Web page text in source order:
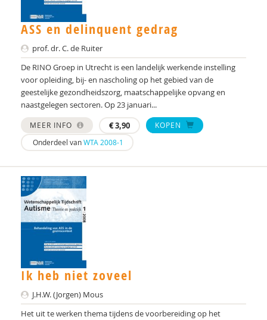
S.M. Bögels
Rianne Bosch
Yvonne Bouman
Drs. C.E.M. Calmes-van der Schot
Drs. Caroline Schuurman
dr. Catharina A. Hartman
Dr. Cathelijne Tesink
Rutger Clarijs
Silvie D. M. Broers
Jacques D. M. van Lankveld
Romy Damhuis
Karen den Dekker
ASS en delinquent gedrag
prof. dr. C. de Ruiter
De RINO Groep in Utrecht is een landelijk werkende instelling
voor opleiding, bij- en nascholing op het gebied van de
geestelijke gezondheidszorg, maatschappelijke opvang en
naastgelegen sectoren. Op 23 januari...
MEER INFO €3,90
KOPEN
Onderdeel vanWTA 2008-1
Ik heb niet zoveel
J.H.W. (Jorgen) Mous
Het uit te werken thema tijdens de voorbereiding op het